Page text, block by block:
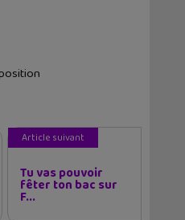
Article suivant
Tu vas pouvoir
fêter ton bac sur
F...